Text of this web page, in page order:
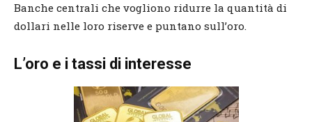
Banche centrali che vogliono ridurre la quantità di
dollari nelle loro riserve e puntano sull’oro.
L’oro e i tassi di interesse